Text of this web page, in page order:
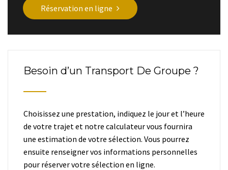
Réservation en ligne
Besoin d’un Transport De Groupe ?
Choisissez une prestation, indiquez le jour et l’heure
de votre trajet et notre calculateur vous fournira
une estimation de votre sélection. Vous pourrez
ensuite renseigner vos informations personnelles
pour réserver votre sélection en ligne.